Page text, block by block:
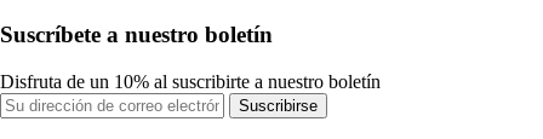
Suscríbete a nuestro boletín
Disfruta de un 10% al suscribirte a nuestro boletín
Suscribirse